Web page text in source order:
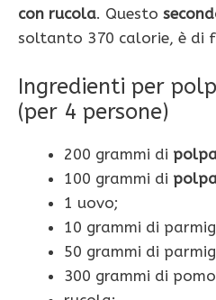
con rucola. Questo
soltanto 370 calorie, è di
Ingredienti per
(per 4 persone)
200 grammi di
100 grammi di
1 uovo;
10 grammi di
50 grammi di
300 grammi di